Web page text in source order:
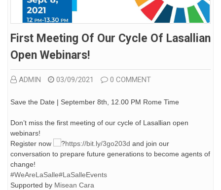
First Meeting Of Our Cycle Of Lasallian
Open Webinars!
ADMIN 03/09/2021 0 COMMENT
Save the Date | September 8th, 12.00 PM Rome Time
Don’t miss the first meeting of our cycle of Lasallian open
webinars!
Register now
https://bit.ly/3go203d and join our
conversation to prepare future generations to become agents of
change!
#WeAreLaSalle#LaSalleEvents
Supported by Misean Cara